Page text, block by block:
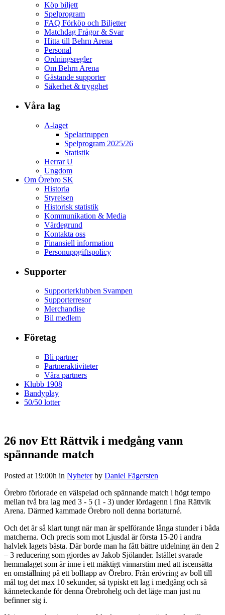
Köp biljett
Spelprogram
FAQ Förköp och Biljetter
Matchdag Frågor & Svar
Hitta till Behrn Arena
Personal
Ordningsregler
Om Behrn Arena
Gästande supporter
Säkerhet & trygghet
Våra lag
A-laget
Spelartruppen
Spelprogram 2025/26
Statistik
Herrar U
Ungdom
Om Örebro SK
Historia
Styrelsen
Historisk statistik
Kommunikation & Media
Värdegrund
Kontakta oss
Finansiell information
Personuppgiftspolicy
Supporter
Supporterklubben Svampen
Supporterresor
Merchandise
Bil medlem
Företag
Bli partner
Partneraktiviteter
Våra partners
Klubb 1908
Bandyplay
50/50 lotter
26 nov Ett Rättvik i medgång vann
spännande match
Posted at 19:00h in Nyheter by Daniel Fägersten
Örebro förlorade en välspelad och spännande match i högt tempo
mellan två bra lag med 3 - 5 (1 - 3) under lördagenn i fina Rättvik
Arena. Därmed kammade Örebro noll denna bortaturné.
Och det är så klart tungt när man är spelförande långa stunder i båda
matcherna. Och precis som mot Ljusdal är första 15-20 i andra
halvlek lagets bästa. Där borde man ha fått bättre utdelning än den 2
– 3 reducering som gjordes av Jakob Sjölander. Istället svarade
hemmalaget som är inne i ett mäktigt vinnarstim med att iscensätta
en omställning på ett bolltapp av Örebro. Från erövring av boll till
mål tog det max 10 sekunder, så typiskt ett lag i medgång och så
känneteckande för denna Örebrohelg och det läge man just nu
befinner sig i.